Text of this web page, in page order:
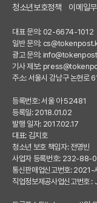
청소년보호정책
이메일
대표 문의: 02-6674-1012
일반 문의:
광고 문의:
기사 제보:
주소: 서울시 강남구 논현로
등록번호: 서울 아 52481
등록일: 2018.01.02
발행 일자: 2017.02.17
대표: 김지호
청소년 보호 책임자: 전영빈
사업자 등록번호: 232-88-
통신판매업신고번호:
직업정보제공사업신고번